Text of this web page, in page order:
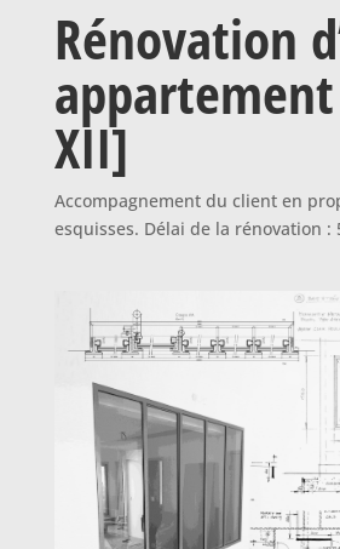
Rénovation
XII]
Accompagnement du client en
esquisses. Délai de la rénovation :